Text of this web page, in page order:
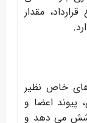
مقدار
های خاص نظیر
پیوند اعضا و
می دهد و